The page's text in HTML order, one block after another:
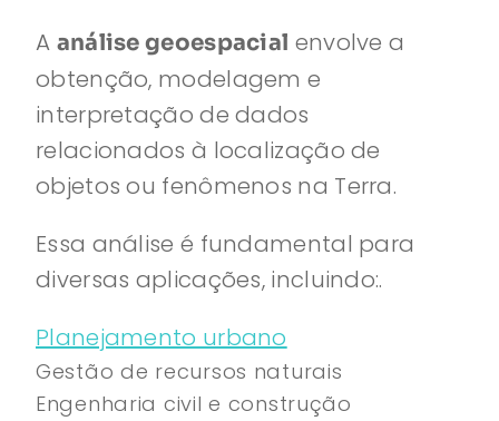
A análise geoespacial envolve a
obtenção, modelagem e
interpretação de dados
relacionados à localização de
objetos ou fenômenos na Terra.
Essa análise é fundamental para
diversas aplicações, incluindo:.
Planejamento urbano
Gestão de recursos naturais
Engenharia civil e construção